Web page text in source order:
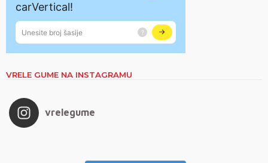
VRELE GUME NA INSTAGRAMU
vrelegume